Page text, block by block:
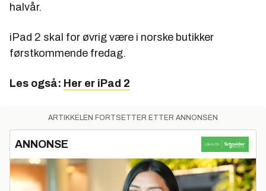
halvår.
iPad 2 skal for øvrig være i norske butikker
førstkommende fredag.
Les også: Her er iPad 2
ARTIKKELEN FORTSETTER ETTER ANNONSEN
ANNONSE